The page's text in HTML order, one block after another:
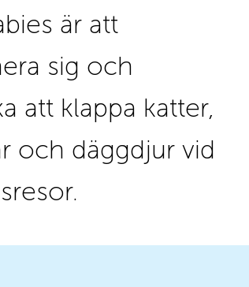
är att
sig och
att klappa katter,
och däggdjur vid